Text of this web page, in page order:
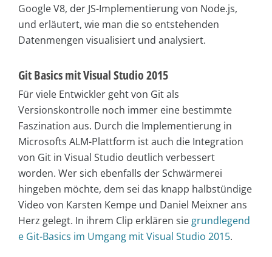
Google V8, der JS-Implementierung von Node.js,
und erläutert, wie man die so entstehenden
Datenmengen visualisiert und analysiert.
Git Basics mit Visual Studio 2015
Für viele Entwickler geht von Git als
Versionskontrolle noch immer eine bestimmte
Faszination aus. Durch die Implementierung in
Microsofts ALM-Plattform ist auch die Integration
von Git in Visual Studio deutlich verbessert
worden. Wer sich ebenfalls der Schwärmerei
hingeben möchte, dem sei das knapp halbstündige
Video von Karsten Kempe und Daniel Meixner ans
Herz gelegt. In ihrem Clip erklären sie grundlegend
e Git-Basics im Umgang mit Visual Studio 2015.